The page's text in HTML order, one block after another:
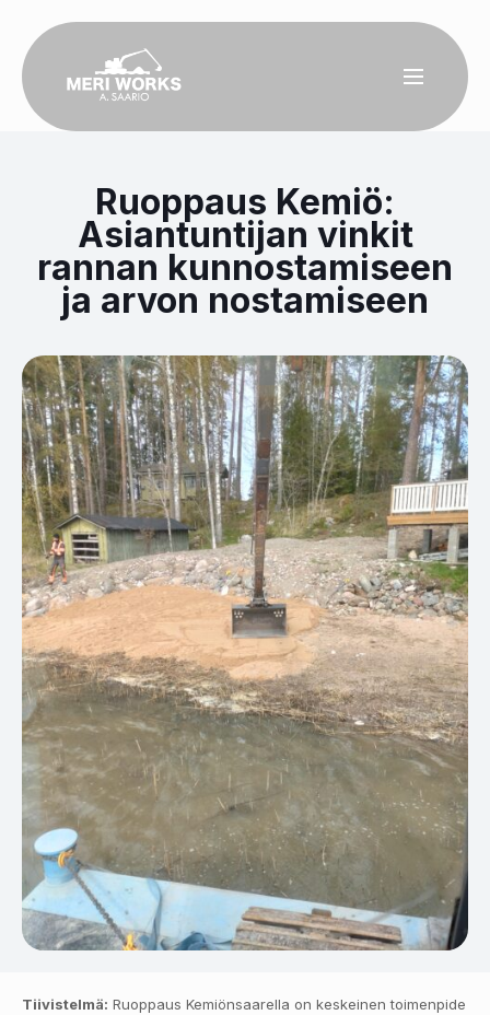
Ruoppaus Kemiö:
Asiantuntijan vinkit
rannan kunnostamiseen
ja arvon nostamiseen
Tiivistelmä: Ruoppaus Kemiönsaarella on keskeinen toimenpide